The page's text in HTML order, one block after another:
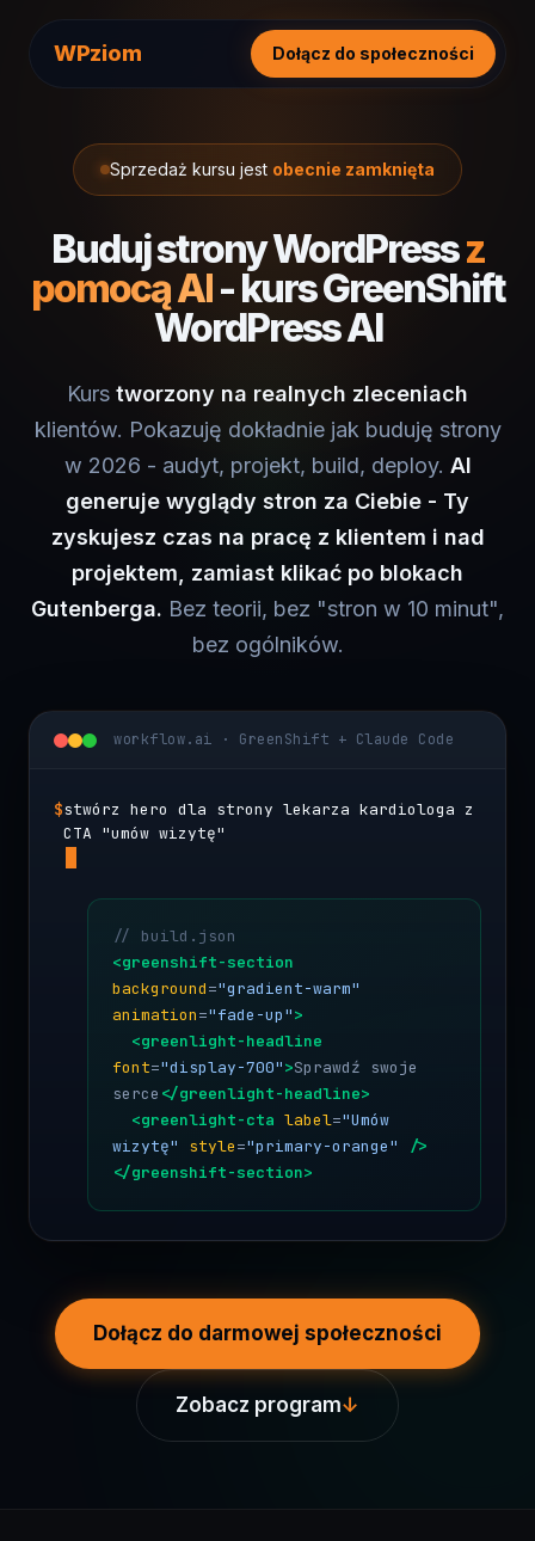
WPziom Dołącz do społeczności
Sprzedaż kursu jest obecnie zamknięta
Buduj strony WordPressz
pomocą AI- kurs GreenShift
WordPress AI
Kurs tworzony na realnych zleceniach
klientów. Pokazuję dokładnie jak buduję strony
w 2026 - audyt, projekt, build, deploy. AI
generuje wyglądy stron za Ciebie - Ty
zyskujesz czas na pracę z klientem i nad
projektem, zamiast klikać po blokach
Gutenberga. Bez teorii, bez "stron w 10 minut",
bez ogólników.
workflow.ai · GreenShift + Claude Code
$wygeneruj